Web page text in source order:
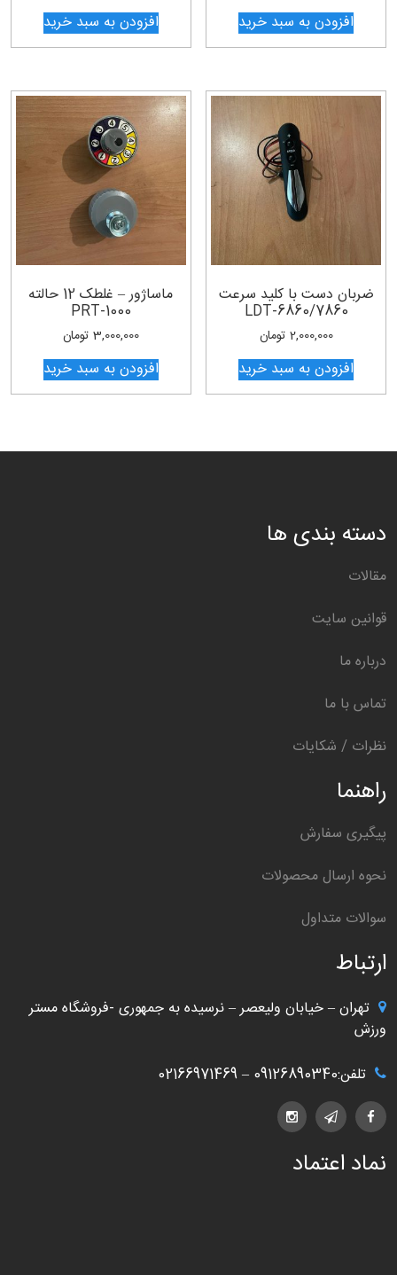
افزودن به سبد خرید افزودن به سبد خرید
ضربان دست با کلید سرعت
LDT-6860/7860
2,000,000 تومان
افزودن به سبد خرید
ماساژور – غلطک 12 حالته
PRT-1000
3,000,000 تومان
افزودن به سبد خرید
دسته بندی ها
مقالات
قوانین سایت
درباره ما
تماس با ما
نظرات / شکایات
راهنما
پیگیری سفارش
نحوه ارسال محصولات
سوالات متداول
ارتباط
تهران – خیابان ولیعصر – نرسیده به جمهوری -فروشگاه مستر
ورزش
تلفن:09126890340 – 02166971469
نماد اعتماد